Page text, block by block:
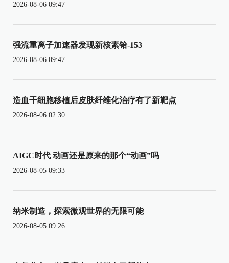
2026-08-06 09:47
强流重离子加速器发现新核素铪-153
2026-08-06 09:47
造血干细胞移植后皮肤纤维化治疗有了新靶点
2026-08-06 02:30
AIGC时代 动画还是原来的那个“动画”吗
2026-08-05 09:33
纳米制造，探索微观世界的无限可能
2026-08-05 09:26